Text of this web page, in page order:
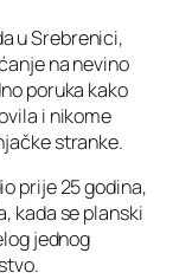
u Srebrenici,
na nevino
poruka kako
i nikome
stranke.
prije 25 godina,
kada se planski
jednog